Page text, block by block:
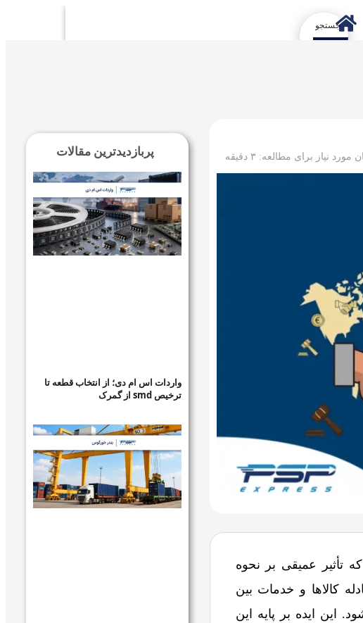
مورد نیاز برای مطالعه: ۳ دقیقه
تأثیر عمیقی بر نحوه
کالاها و خدمات بین
این ایده بر پایه این
پربازدیدترین مقالات
واردات اس ام دی؛ از انتخاب قطعه تا
ترخیص smd از گمرک